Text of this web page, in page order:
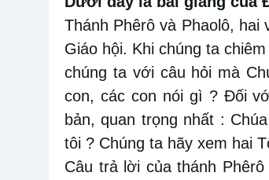
Thánh Phêrô và Phaolô,
Giáo hội. Khi chúng ta
chúng ta với câu hỏi mà
con, các con nói gì ? Đối
bản, quan trọng nhất :
tôi ? Chúng ta hãy xem hai
Câu trả lời của thánh